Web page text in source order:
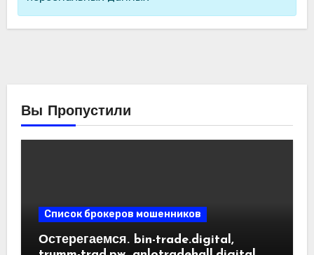
Вы Пропустили
Список брокеров мошенников
Остерегаемся. bin-trade.digital,